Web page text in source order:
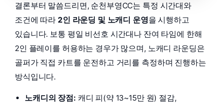
결론부터 말씀드리면, 순천부영CC는 특정 시간대와
조건에 따라 2인 라운딩 및 노캐디 운영을 시행하고
있습니다. 보통 평일 비선호 시간대나 잔여 타임에 한해
2인 플레이를 허용하는 경우가 많으며, 노캐디 라운딩은
골퍼가 직접 카트를 운전하고 거리를 측정하며 진행하는
방식입니다.
노캐디의 장점: 캐디 피(약 13~15만 원) 절감,